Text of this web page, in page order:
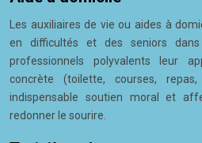
Les auxiliaires de vie ou aides à
en difficultés et des seniors
professionnels polyvalents leur
concrète (toilette, courses,
indispensable soutien moral et
redonner le sourire.